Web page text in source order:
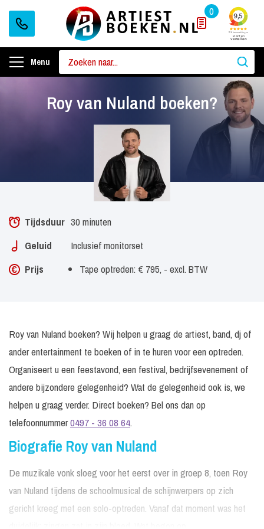
0
Menu
Roy van Nuland boeken?
Tijdsduur 30 minuten
Geluid
Inclusief monitorset
Prijs
Tape optreden: € 795, - excl. BTW
Roy van Nuland boeken? Wij helpen u graag de artiest, band, dj of
ander entertainment te boeken of in te huren voor een optreden.
Organiseert u een feestavond, een festival, bedrijfsevenement of
andere bijzondere gelegenheid? Wat de gelegenheid ook is, we
helpen u graag verder. Direct boeken? Bel ons dan op
telefoonnummer0497 - 36 08 64.
Biografie Roy van Nuland
De muzikale vonk sloeg voor het eerst over in groep 8, toen Roy
van Nuland tijdens de schoolmusical de schijnwerpers op zich
gericht kreeg met een solo-optreden. Vanaf dat moment was het